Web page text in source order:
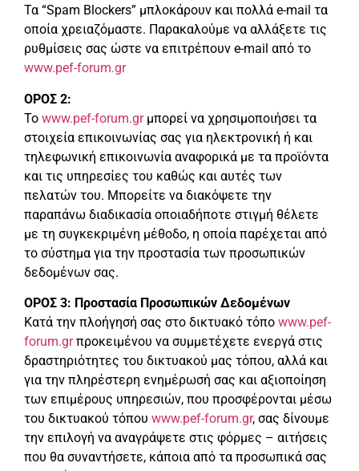
Τα “Spam Blockers” μπλοκάρουν και πολλά e-mail τα
οποία χρειαζόμαστε. Παρακαλούμε να αλλάξετε τις
ρυθμίσεις σας ώστε να επιτρέπουν e-mail από το
www.pef-forum.gr
ΟΡΟΣ 2:
Το www.pef-forum.grμπορεί να χρησιμοποιήσει τα
στοιχεία επικοινωνίας σας για ηλεκτρονική ή και
τηλεφωνική επικοινωνία αναφορικά με τα προϊόντα
και τις υπηρεσίες του καθώς και αυτές των
πελατών του. Μπορείτε να διακόψετε την
παραπάνω διαδικασία οποιαδήποτε στιγμή θέλετε
με τη συγκεκριμένη μέθοδο, η οποία παρέχεται από
το σύστημα για την προστασία των προσωπικών
δεδομένων σας.
ΟΡΟΣ 3: Προστασία Προσωπικών Δεδομένων
Κατά την πλοήγησή σας στο δικτυακό τόπο www.pef-
forum.grπροκειμένου να συμμετέχετε ενεργά στις
δραστηριότητες του δικτυακού μας τόπου, αλλά και
για την πληρέστερη ενημέρωσή σας και αξιοποίηση
των επιμέρους υπηρεσιών, που προσφέρονται μέσω
του δικτυακού τόπου www.pef-forum.gr, σας δίνουμε
την επιλογή να αναγράψετε στις φόρμες – αιτήσεις
που θα συναντήσετε, κάποια από τα προσωπικά σας